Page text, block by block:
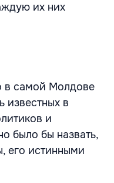
их них
в самой Молдове
известных в
и
было бы назвать,
его истинными